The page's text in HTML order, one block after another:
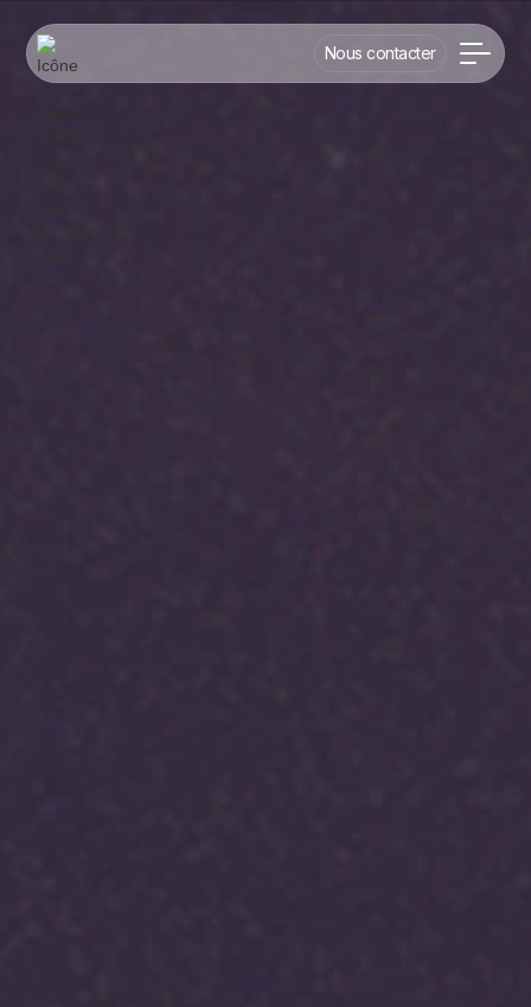
Nous contacter